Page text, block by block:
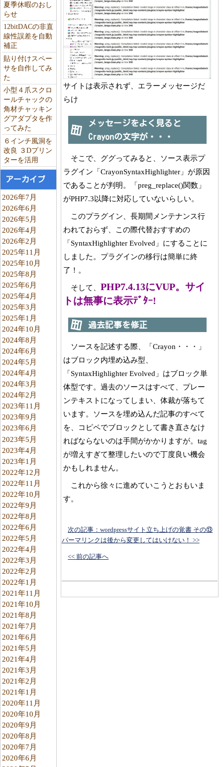
夏季休暇のおし
らせ
12bitDACの非直
線性誤差を自動
補正
貼り付けスペー
サを自作してみ
た
小型４爪スクロ
ールチャックの
角材チャッキン
グアダプタを作
ってみた
６インチ風洞を
改良 ３Dプリン
ターを活用
アーカイブ
2026年7月
2026年6月
2026年5月
2026年4月
2026年2月
2025年11月
2025年10月
2025年8月
2025年6月
2025年4月
2025年3月
2025年1月
2024年10月
2024年8月
2024年6月
2024年5月
2024年4月
2024年3月
2024年2月
2023年11月
2023年9月
2023年6月
2023年5月
2023年4月
2023年1月
2022年12月
2022年11月
2022年10月
2022年9月
2022年8月
2022年6月
2022年5月
2022年4月
2022年3月
2022年2月
2022年1月
2021年11月
2021年10月
2021年8月
2021年7月
2021年6月
2021年5月
2021年4月
2021年3月
2021年2月
2021年1月
2020年11月
2020年10月
2020年9月
2020年8月
2020年7月
2020年6月
サイトは表示されず、エラーメッセージだ
らけ
メッセージをよく見ると
Crayonの文字が・・・
そこで、ググってみると、ソース表示プ
ラグイン「CrayonSyntaxHighlighter」が原因
であることが判明。「preg_replace()関数」
がPHP7.3以降に対応していないらしい。
このプラグイン、長期間メンテナンス行
われておらず、この際代替おすすめの
「SyntaxHighlighter Evolved」にすることに
しました。プラグインの移行は簡単に終
了！。
そして、 PHP7.4.13にVUP。サイ
トは無事に表示ﾃﾞﾀｰ!
過去記事を修正
ソースを記述する際、「Crayon・・・」
はブロック内埋め込み型、
「SyntaxHighlighter Evolved」はブロック単
体型です。過去のソースはすべて、プレー
ンテキストになってしまい、体裁が落ちて
います。ソースを埋め込んだ記事のすべて
を、コピペでブロックとして書き直さなけ
ればならないのは手間がかかりますが。tag
が増えすぎて整理したいので丁度良い機会
かもしれません。
これから徐々に進めていこうとおもいま
す。
次の記事：wordpressサイト立ち上げの覚書 その⑬
パーマリンクは後から変更してはいけない！ >>
<< 前の記事へ